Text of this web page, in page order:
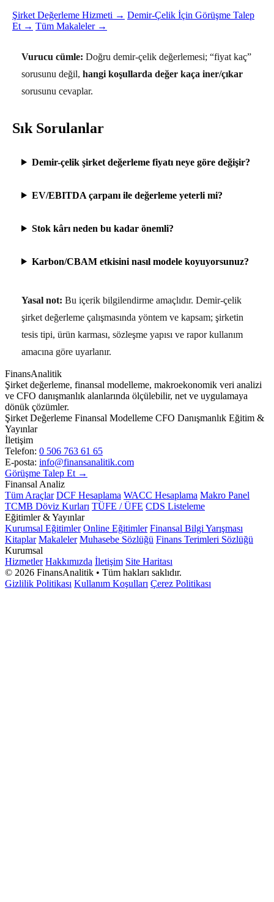
Şirket Değerleme Hizmeti → Demir-Çelik İçin Görüşme Talep
Et → Tüm Makaleler →
Vurucu cümle: Doğru demir-çelik değerlemesi; “fiyat kaç”
sorusunu değil, hangi koşullarda değer kaça iner/çıkar
sorusunu cevaplar.
Sık Sorulanlar
Demir-çelik şirket değerleme fiyatı neye göre değişir?
EV/EBITDA çarpanı ile değerleme yeterli mi?
Stok kârı neden bu kadar önemli?
Karbon/CBAM etkisini nasıl modele koyuyorsunuz?
Yasal not: Bu içerik bilgilendirme amaçlıdır. Demir-çelik
şirket değerleme çalışmasında yöntem ve kapsam; şirketin
tesis tipi, ürün karması, sözleşme yapısı ve rapor kullanım
amacına göre uyarlanır.
FinansAnalitik
Şirket değerleme, finansal modelleme, makroekonomik veri analizi
ve CFO danışmanlık alanlarında ölçülebilir, net ve uygulamaya
dönük çözümler.
Şirket Değerleme Finansal Modelleme CFO Danışmanlık Eğitim &
Yayınlar
İletişim
Telefon: 0 506 763 61 65
E-posta: info@finansanalitik.com
Görüşme Talep Et →
Finansal Analiz
Tüm Araçlar DCF Hesaplama WACC Hesaplama Makro Panel
TCMB Döviz Kurları TÜFE / ÜFE CDS Listeleme
Eğitimler & Yayınlar
Kurumsal Eğitimler Online Eğitimler Finansal Bilgi Yarışması
Kitaplar Makaleler Muhasebe Sözlüğü Finans Terimleri Sözlüğü
Kurumsal
Hizmetler Hakkımızda İletişim Site Haritası
© 2026 FinansAnalitik • Tüm hakları saklıdır.
Gizlilik Politikası Kullanım Koşulları Çerez Politikası